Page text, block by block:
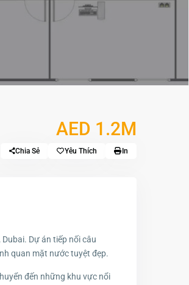
AED 1.2M
Chia Sẻ Yêu Thích In
Dự án tiếp nối câu
quan mặt nước tuyệt đẹp.
đến những khu vực nổi